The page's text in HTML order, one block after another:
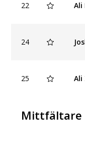
22 Ali
24
25 Ali
Mittfältare